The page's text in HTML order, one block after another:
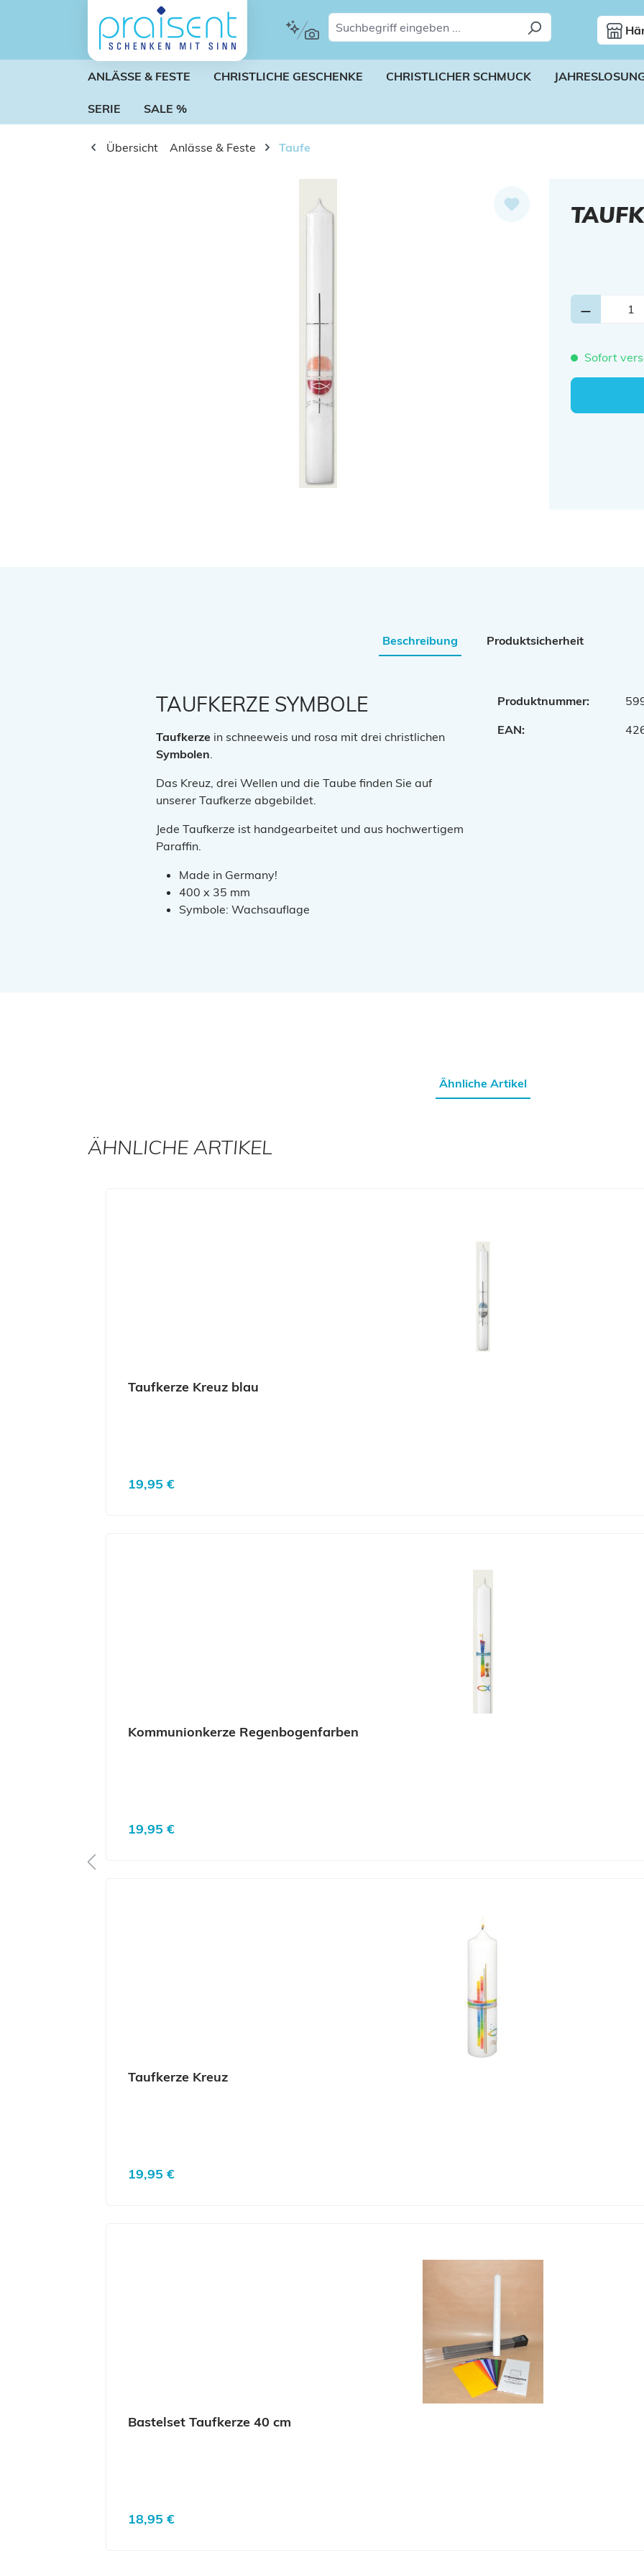
Hauptinhalt springen
Zur Suche springen
Zur Hauptnavigation springen
ANLÄSSE & FESTE CHRISTLICHE GESCHENKE CHRISTLICHER SCHMUCK
SERIE SALE %
Übersicht Anlässe & Feste Taufe
Sofort
Beschreibung Produktsicherheit
TAUFKERZE SYMBOLE
Taufkerze in schneeweis und rosa mit drei christlichen
Symbolen.
Das Kreuz, drei Wellen und die Taube finden Sie auf
unserer Taufkerze abgebildet.
Jede Taufkerze ist handgearbeitet und aus hochwertigem
Paraffin.
Made in Germany!
400 x 35 mm
Symbole: Wachsauflage
Produktnummer:
EAN:
Ähnliche Artikel
ÄHNLICHE ARTIKEL
Taufkerze Kreuz blau
Regulärer Preis:
19,95 €
Kommunionkerze Regenbogenfarben
Regulärer Preis:
19,95 €
Taufkerze Kreuz
Regulärer Preis:
19,95 €
Bastelset Taufkerze 40 cm
Regulärer Preis:
18,95 €